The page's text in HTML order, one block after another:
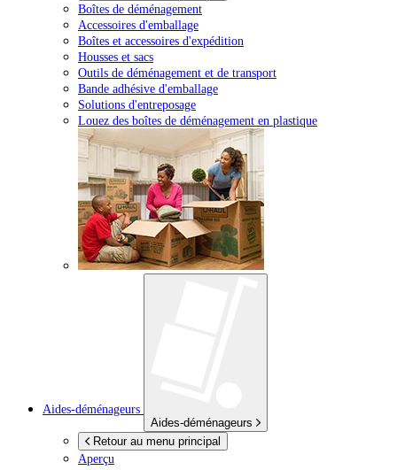
Boîtes de déménagement
Accessoires d'emballage
Boîtes et accessoires d'expédition
Housses et sacs
Outils de déménagement et de transport
Bande adhésive d'emballage
Solutions d'entreposage
Louez des boîtes de déménagement en plastique
Aides-déménageurs
Aides-déménageurs
Retour au menu principal
Aperçu